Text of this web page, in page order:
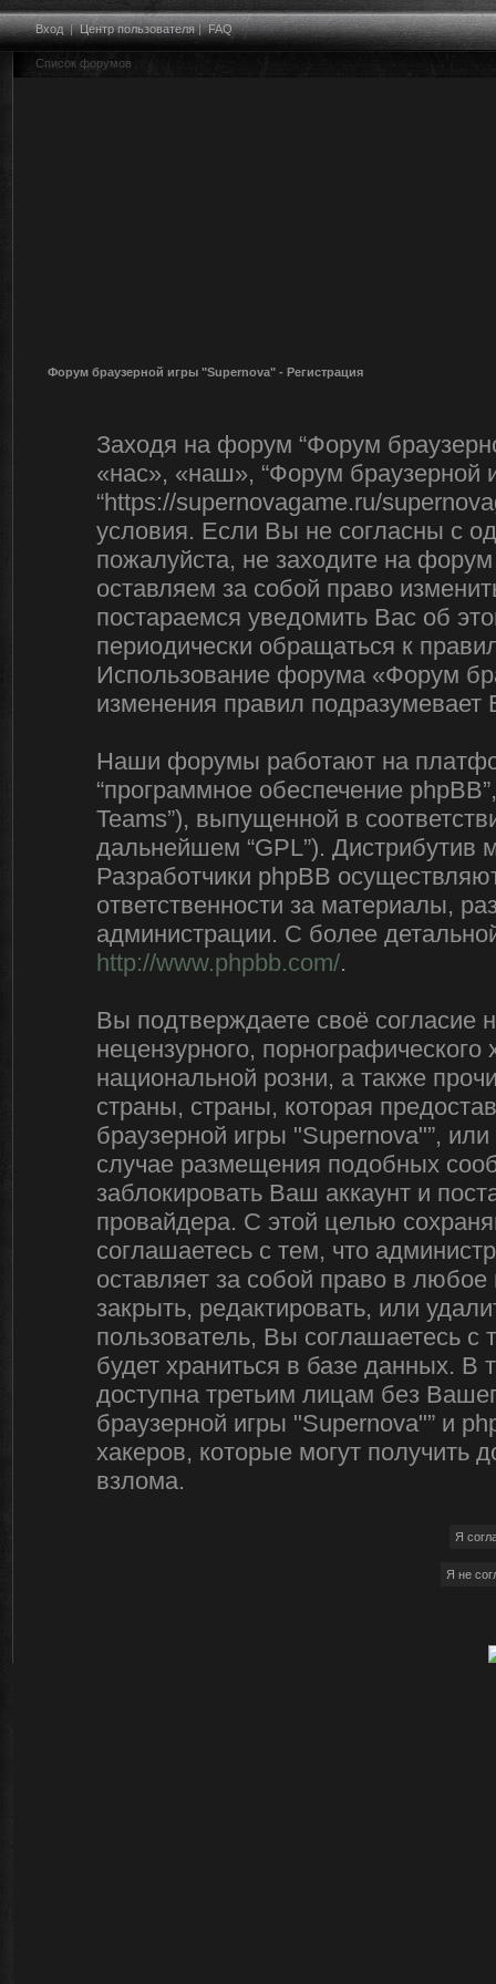
Вход|Центр пользователя|FAQ
Список форумов
Форум браузерной игры "Supernova" - Регистрация
Заходя на форум “Форум
«нас», «наш», “Форум браузерной
“https://supernovagame.ru/
условия. Если Вы не согласны с
пожалуйста, не заходите на
оставляем за собой право
постараемся уведомить Вас об
периодически обращаться к
Использование форума «Форум
изменения правил
Наши форумы работают на
“программное обеспечение
Teams”), выпущенной в
дальнейшем “GPL”). Дистрибутив
Разработчики phpBB
ответственности за материалы,
администрации. С более
http://www.phpbb.com/.
Вы подтверждаете своё согласие
нецензурного, порнографического
национальной розни, а также
страны, страны, которая
браузерной игры "Supernova"”,
случае размещения подобных
заблокировать Ваш аккаунт и
провайдера. С этой целью
соглашаетесь с тем, что
оставляет за собой право в
закрыть, редактировать, или
пользователь, Вы соглашаетесь
будет храниться в базе данных.
доступна третьим лицам без
браузерной игры "Supernova"” и
хакеров, которые могут получить
взлома.